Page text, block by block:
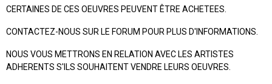
CERTAINES DE CES OEUVRES PEUVENT ÊTRE ACHETEES.
CONTACTEZ-NOUS SUR LE FORUM POUR PLUS D'INFORMATIONS.
NOUS VOUS METTRONS EN RELATION AVEC LES ARTISTES
ADHERENTS S'ILS SOUHAITENT VENDRE LEURS OEUVRES.